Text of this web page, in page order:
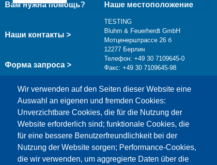
Wir verwenden auf den Seiten dieser Website eine
Auswahl an eigenen und fremden Cookies:
Unverzichtbare Cookies, die für die Nutzung der
Website erforderlich sind; funktionale Cookies, die
für eine bessere Benutzerfreundlichkeit bei der
Nutzung der Website sorgen; Performance-Cookies,
die wir verwenden, um aggregierte Daten über die
Вам нужна помощь?
Наши контакты >
Форма запроса >
Наше местоположение
TESTING
Bluhm & Feuerherdt GmbH
Мотценерштрассе 26 б
12277 Берлин
Телефон: +49 30 7109645-0
Факс: +49 30 7109645-98
info@testing.de